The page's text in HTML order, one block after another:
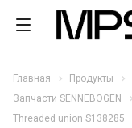
Главная Продукты
Запчасти SENNEBOGEN
Threaded union S138285